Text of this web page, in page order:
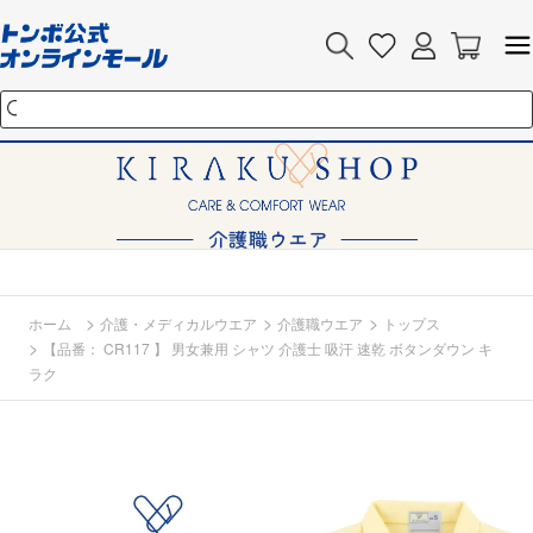
ホーム > 介護・メディカルウエア > 介護職ウエア > トップス
>
【品番： CR117 】 男女兼用 シャツ 介護士 吸汗 速乾 ボタンダウン キ
ラク